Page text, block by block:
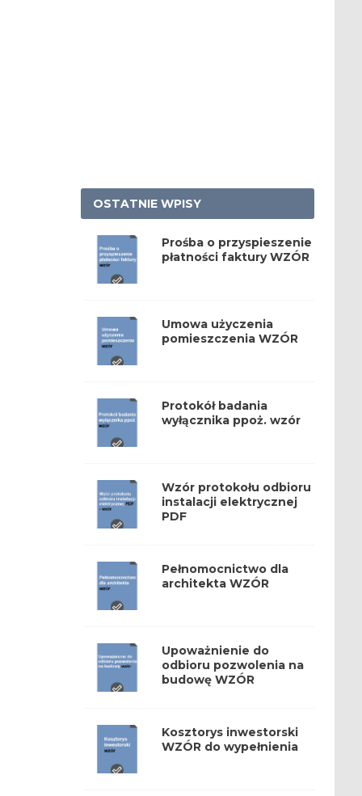
OSTATNIE WPISY
Prośba o przyspieszenie
płatności faktury WZÓR
Umowa użyczenia
pomieszczenia WZÓR
Protokół badania
wyłącznika ppoż. wzór
Wzór protokołu odbioru
instalacji elektrycznej
PDF
Pełnomocnictwo dla
architekta WZÓR
Upoważnienie do
odbioru pozwolenia na
budowę WZÓR
Kosztorys inwestorski
WZÓR do wypełnienia